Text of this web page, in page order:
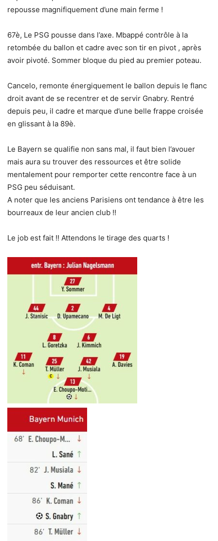
repousse magnifiquement d’une main ferme !
67è, Le PSG pousse dans l’axe. Mbappé contrôle à la
retombée du ballon et cadre avec son tir en pivot , après
avoir pivoté. Sommer bloque du pied au premier poteau.
Cancelo, remonte énergiquement le ballon depuis le flanc
droit avant de se recentrer et de servir Gnabry. Rentré
depuis peu, il cadre et marque d’une belle frappe croisée
en glissant à la 89è.
Le Bayern se qualifie non sans mal, il faut bien l’avouer
mais aura su trouver des ressources et être solide
mentalement pour remporter cette rencontre face à un
PSG peu séduisant.
A noter que les anciens Parisiens ont tendance à être les
bourreaux de leur ancien club !!
Le job est fait !! Attendons le tirage des quarts !